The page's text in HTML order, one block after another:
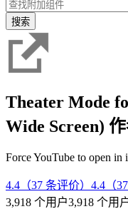
搜索
Theater Mode
Wide Screen) 作
Force YouTube to open in
4.4（37 条评价） 4.4（
3,918 个用户3,918 个用